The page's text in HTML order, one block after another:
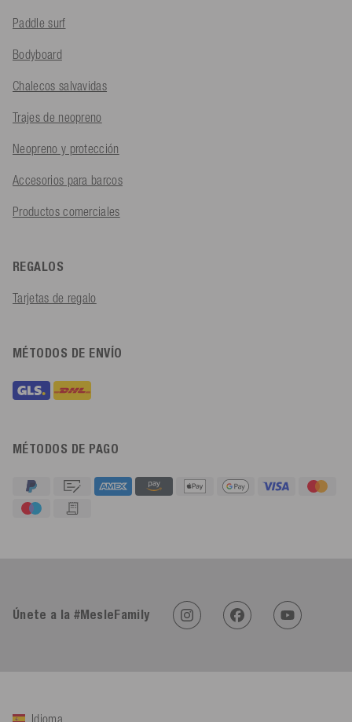
Paddle surf
Bodyboard
Chalecos salvavidas
Trajes de neopreno
Neopreno y protección
Accesorios para barcos
Productos comerciales
REGALOS
Tarjetas de regalo
MÉTODOS DE ENVÍO
MÉTODOS DE PAGO
Únete a la #MesleFamily
Idioma